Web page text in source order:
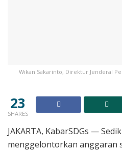
Wikan Sakarinto, Direktur Jenderal
23
SHARES
JAKARTA, KabarSDGs —
menggelontorkan anggaran